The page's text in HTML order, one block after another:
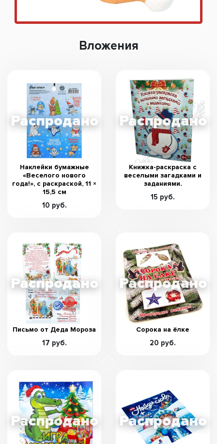
Вложения
Наклейки бумажные
«Веселого нового
года!», c раскраской, 11 ×
15,5 см
10 руб.
Книжка-раскраска с
веселыми загадками и
заданиями.
15 руб.
Письмо от Деда Мороза
17 руб.
Сорока на ёлке
20 руб.